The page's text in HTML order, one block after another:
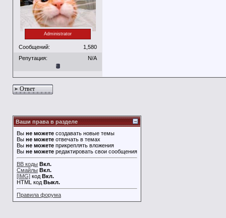
Administrator
Сообщений:
1,580
Репутация:
N/A
Ответ
Ваши права в разделе
Вы не можете создавать новые темы
Вы не можете отвечать в темах
Вы не можете прикреплять вложения
Вы не можете редактировать свои сообщения
BB коды Вкл.
Смайлы Вкл.
[IMG] код Вкл.
HTML код Выкл.
Правила форума